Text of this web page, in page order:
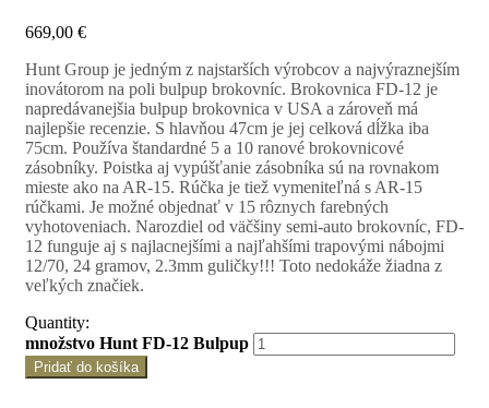
669,00 €
Hunt Group je jedným z najstarších výrobcov a najvýraznejším
inovátorom na poli bulpup brokovníc. Brokovnica FD-12 je
napredávanejšia bulpup brokovnica v USA a zároveň má
najlepšie recenzie. S hlavňou 47cm je jej celková dĺžka iba
75cm. Používa štandardné 5 a 10 ranové brokovnicové
zásobníky. Poistka aj vypúšťanie zásobníka sú na rovnakom
mieste ako na AR-15. Rúčka je tiež vymeniteľná s AR-15
rúčkami. Je možné objednať v 15 rôznych farebných
vyhotoveniach. Narozdiel od väčšiny semi-auto brokovníc, FD-
12 funguje aj s najlacnejšími a najľahšími trapovými nábojmi
12/70, 24 gramov, 2.3mm guličky!!! Toto nedokáže žiadna z
veľkých značiek.
Quantity:
množstvo Hunt FD-12 Bulpup
Pridať do košíka